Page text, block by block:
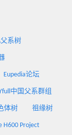
父系树
Eupedia论坛
中国父系群组
体树 祖缘树
H600 Project